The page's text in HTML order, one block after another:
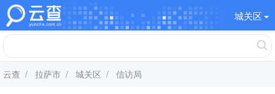
城关区
云查 / 拉萨市 / 城关区 / 信访局